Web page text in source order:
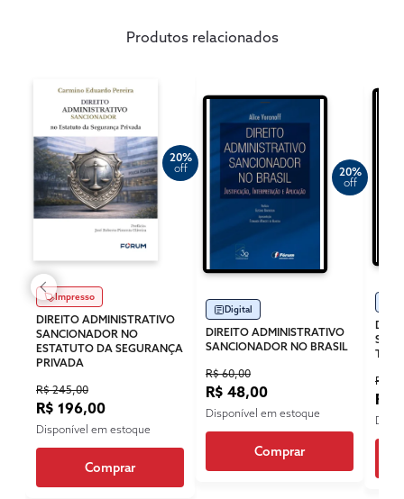
Produtos relacionados
20%
off
Impresso
DIREITO ADMINISTRATIVO
SANCIONADOR NO
ESTATUTO DA SEGURANÇA
PRIVADA
R$ 245,00
R$ 196,00
Disponível em estoque
Comprar
20%
off
Digital
DIREITO ADMINISTRATIVO
SANCIONADOR NO BRASIL
R$ 60,00
R$ 48,00
Disponível em estoque
Comprar
R$
R$